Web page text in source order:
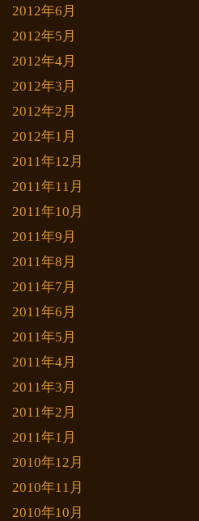
2012年6月
2012年5月
2012年4月
2012年3月
2012年2月
2012年1月
2011年12月
2011年11月
2011年10月
2011年9月
2011年8月
2011年7月
2011年6月
2011年5月
2011年4月
2011年3月
2011年2月
2011年1月
2010年12月
2010年11月
2010年10月